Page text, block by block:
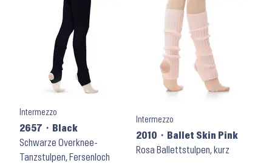
Intermezzo
2657 ⬝ Black
Schwarze Overknee-
Tanzstulpen, Fersenloch
Intermezzo
2010 ⬝ Ballet Skin Pink
Rosa Ballettstulpen, kurz